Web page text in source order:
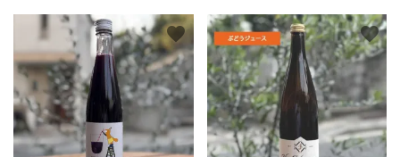
favorite favorite